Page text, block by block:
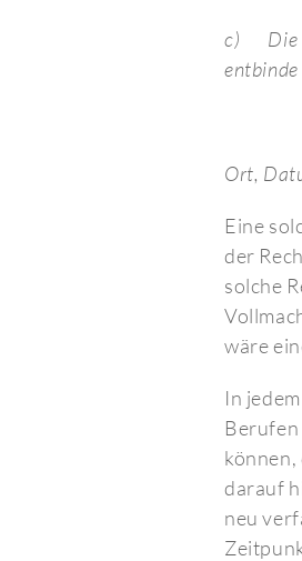
c) Die
entbinde
Ort,
Eine
der
solche
wäre
In
darauf
neu